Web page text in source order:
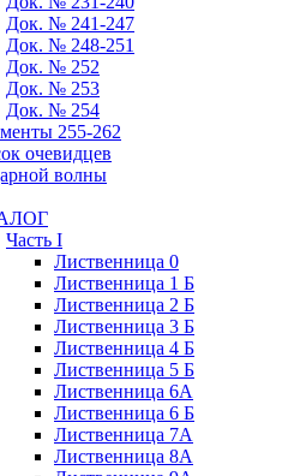
Док. № 241-247
Док. № 248-251
Док. № 252
Док. № 253
Док. № 254
255-262
очевидцев
волны
Часть I
Лиственница 0
Лиственница 1 Б
Лиственница 2 Б
Лиственница 3 Б
Лиственница 4 Б
Лиственница 5 Б
Лиственница 6А
Лиственница 6 Б
Лиственница 7А
Лиственница 8А